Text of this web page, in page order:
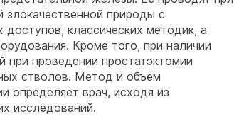
злокачественной природы с
доступов, классических методик, а
Кроме того, при наличии
при проведении простатэктомии
стволов. Метод и объём
определяет врач, исходя из
исследований.